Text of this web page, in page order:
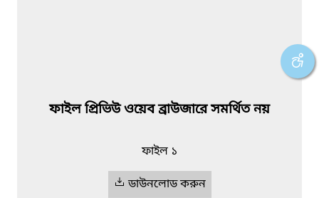
ফাইল প্রিভিউ ওয়েব ব্রাউজারে সমর্থিত নয়
ফাইল ১
ডাউনলোড করুন